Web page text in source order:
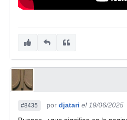
#8435 por djatari el 19/06/2025